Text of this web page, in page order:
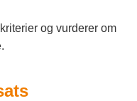
og vurderer om